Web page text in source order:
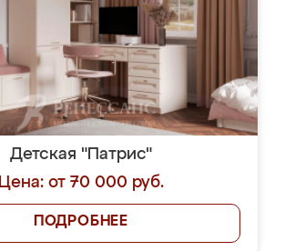
Детская "Патрис"
Цена: от 70 000 руб.
ПОДРОБНЕЕ